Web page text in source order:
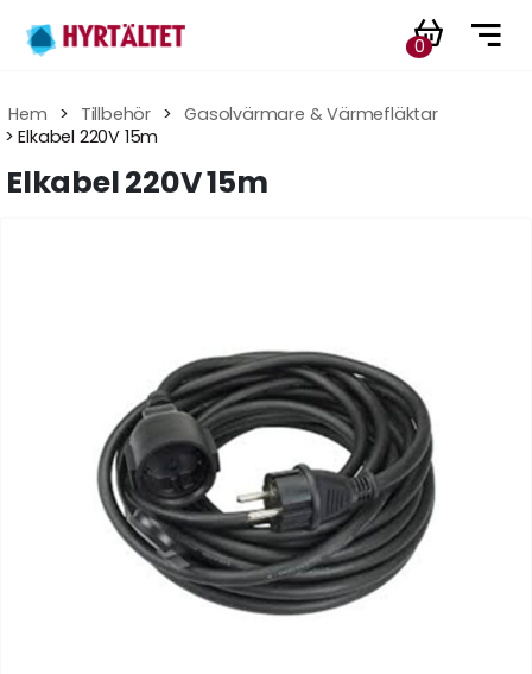
0
Hem > Tillbehör > Gasolvärmare & Värmefläktar
> Elkabel 220V 15m
Elkabel 220V 15m